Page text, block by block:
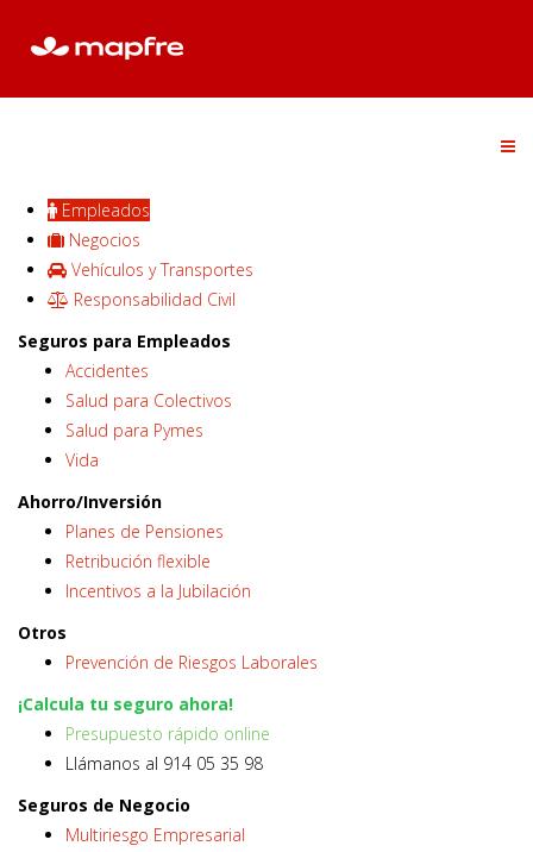
Empleados
Negocios
Vehículos y Transportes
Responsabilidad Civil
Seguros para Empleados
Accidentes
Salud para Colectivos
Salud para Pymes
Vida
Ahorro/Inversión
Planes de Pensiones
Retribución flexible
Incentivos a la Jubilación
Otros
Prevención de Riesgos Laborales
¡Calcula tu seguro ahora!
Presupuesto rápido online
Llámanos al 914 05 35 98
Seguros de Negocio
Multiriesgo Empresarial